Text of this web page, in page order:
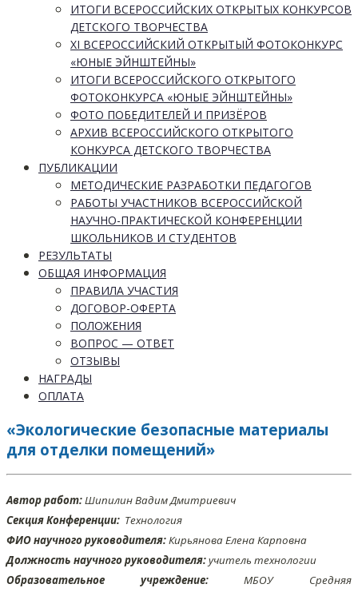
ИТОГИ ВСЕРОССИЙСКИХ ОТКРЫТЫХ КОНКУРСОВ
ДЕТСКОГО ТВОРЧЕСТВА
XI ВСЕРОССИЙСКИЙ ОТКРЫТЫЙ ФОТОКОНКУРС
«ЮНЫЕ ЭЙНШТЕЙНЫ»
ИТОГИ ВСЕРОССИЙСКОГО ОТКРЫТОГО
ФОТОКОНКУРСА «ЮНЫЕ ЭЙНШТЕЙНЫ»
ФОТО ПОБЕДИТЕЛЕЙ И ПРИЗЁРОВ
АРХИВ ВСЕРОССИЙСКОГО ОТКРЫТОГО
КОНКУРСА ДЕТСКОГО ТВОРЧЕСТВА
ПУБЛИКАЦИИ
МЕТОДИЧЕСКИЕ РАЗРАБОТКИ ПЕДАГОГОВ
РАБОТЫ УЧАСТНИКОВ ВСЕРОССИЙСКОЙ
НАУЧНО-ПРАКТИЧЕСКОЙ КОНФЕРЕНЦИИ
ШКОЛЬНИКОВ И СТУДЕНТОВ
РЕЗУЛЬТАТЫ
ОБЩАЯ ИНФОРМАЦИЯ
ПРАВИЛА УЧАСТИЯ
ДОГОВОР-ОФЕРТА
ПОЛОЖЕНИЯ
ВОПРОС — ОТВЕТ
ОТЗЫВЫ
НАГРАДЫ
ОПЛАТА
«Экологические безопасные материалы
для отделки помещений»
Автор работ:Шипилин Вадим Дмитриевич
Секция Конференции: Технология
ФИО научного руководителя:Кирьянова Елена Карповна
Должность научного руководителя:учитель технологии
Образовательное учреждение:МБОУ Средняя